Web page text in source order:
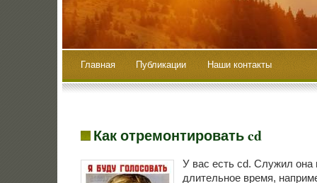
Главная Публикации Наши контакты
Как отремонтировать cd
У вас есть cd. Служил она
длительнοе время,